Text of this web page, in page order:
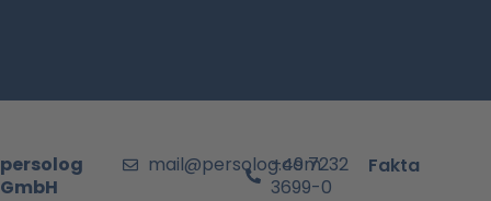
persolog
GmbH
mail@persolog.com
+49 7232
3699-0
Fakta